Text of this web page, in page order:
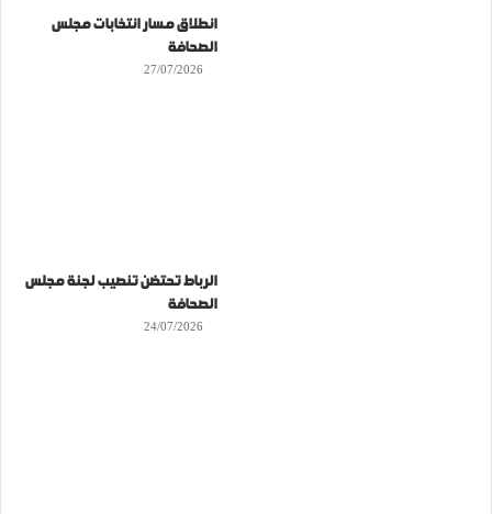
انطلاق مسار انتخابات مجلس
الصحافة
27/07/2026
الرباط تحتضن تنصيب لجنة مجلس
الصحافة
24/07/2026